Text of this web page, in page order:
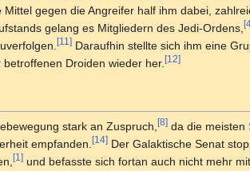
Mittel gegen die Angreifer half ihm dabei,
gelang es Mitgliedern des Jedi-Ordens,
[11] Daraufhin stellte sich ihm eine
Droiden wieder her. [12]
stark an Zuspruch, [8] da die meisten
empfanden. [14] Der Galaktische Senat
[1] und befasste sich fortan auch nicht mehr